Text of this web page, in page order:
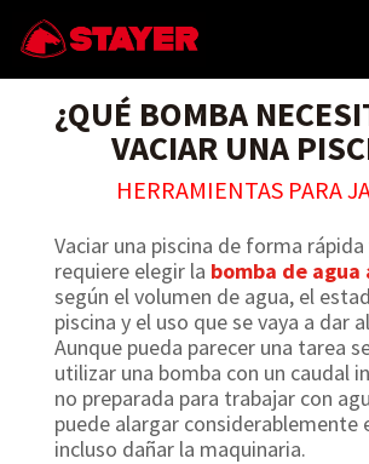
¿QUÉ BOMBA
VACIAR UNA
HERRAMIENTAS PARA
Vaciar una piscina de forma rápida
requiere elegir la bomba de agua
según el volumen de agua, el
piscina y el uso que se vaya a dar
Aunque pueda parecer una tarea
utilizar una bomba con un caudal
no preparada para trabajar con
puede alargar considerablemente
incluso dañar la maquinaria.